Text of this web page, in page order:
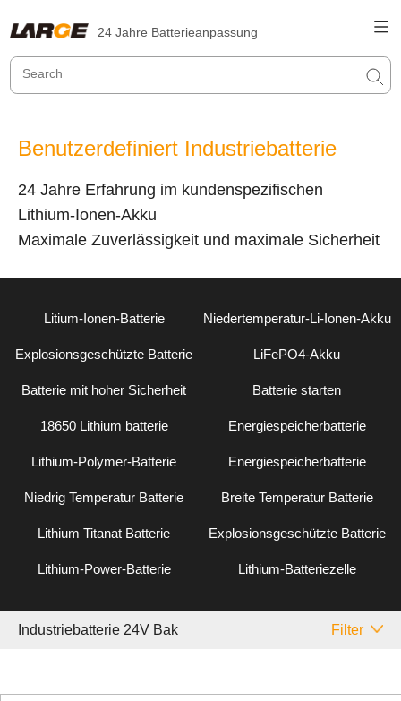
24 Jahre Batterieanpassung
Benutzerdefiniert Industriebatterie
24 Jahre Erfahrung im kundenspezifischen
Lithium-Ionen-Akku
Maximale Zuverlässigkeit und maximale Sicherheit
Litium-Ionen-Batterie Niedertemperatur-Li-Ionen-Akku
Explosionsgeschützte Batterie LiFePO4-Akku
Batterie mit hoher Sicherheit Batterie starten
18650 Lithium batterie Energiespeicherbatterie
Lithium-Polymer-Batterie Energiespeicherbatterie
Niedrig Temperatur Batterie Breite Temperatur Batterie
Lithium Titanat Batterie Explosionsgeschützte Batterie
Lithium-Power-Batterie Lithium-Batteriezelle
Industriebatterie 24V Bak Filter